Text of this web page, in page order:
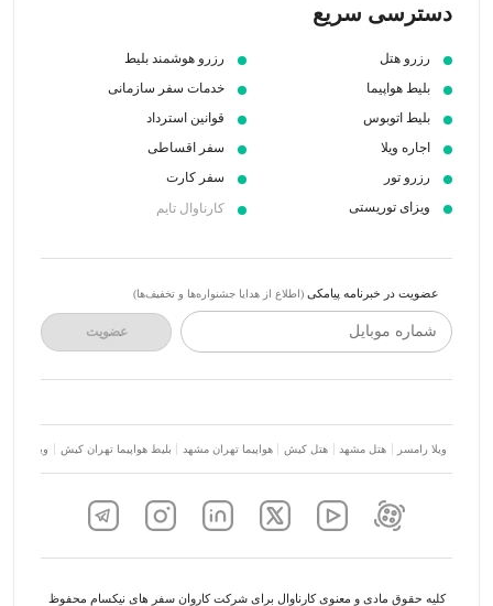
دسترسی سریع
رزرو هتل
بلیط هواپیما
بلیط اتوبوس
اجاره ویلا
رزرو تور
ویزای توریستی
رزرو هوشمند بلیط
خدمات سفر سازمانی
قوانین استرداد
سفر اقساطی
سفر کارت
کارناوال تایم
عضویت در خبرنامه پیامکی (اطلاع از هدایا جشنواره‌ها و تخفیف‌ها)
شماره موبایل عضویت
ویلا رامسر هتل مشهد هتل کیش هواپیما تهران مشهد بلیط هواپیما تهران کیش ویلا شمال
کلیه حقوق مادی و معنوی کارناوال برای شرکت کاروان سفر های نیکسام محفوظ